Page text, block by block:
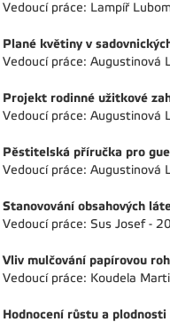
Vedoucí práce: Lampíř
Plané květiny v
Vedoucí práce: Augustinová
Projekt rodinné užitkové
Vedoucí práce: Augustinová
Pěstitelská příručka pro
Vedoucí práce: Augustinová
Stanovování obsahových
Vedoucí práce: Sus Josef -
Vliv mulčování papírovou
Vedoucí práce: Koudela
Hodnocení růstu a